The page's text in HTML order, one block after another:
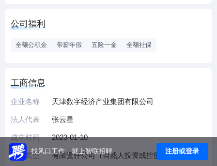
业重点实验室1个。
公司福利
全额公积金 带薪年假 五险一金 全额社保
工商信息
企业名称 天津数字经济产业集团有限公司
法人代表 张云星
成立时间 2023-01-10
企业类型 有限责任公司（自然人投资或控股的法人独资）
找风口工作，就上智联招聘 注册或登录